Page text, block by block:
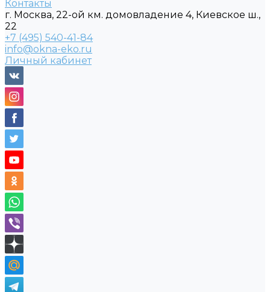
Контакты
г. Москва, 22-ой км. домовладение 4, Киевское ш.,
22
+7 (495) 540-41-84
info@okna-eko.ru
Личный кабинет